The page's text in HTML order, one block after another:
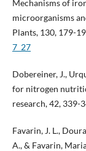
Mechanisms of
microorganisms
Plants, 130, 179-
7_27
Dobereiner, J.,
for nitrogen
research, 42, 339-
Favarin, J. L.,
A., & Favarin,